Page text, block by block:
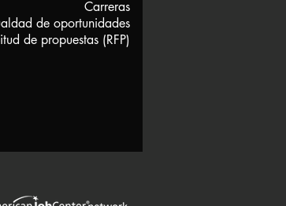
Carreras
de oportunidades
de propuestas (RFP)